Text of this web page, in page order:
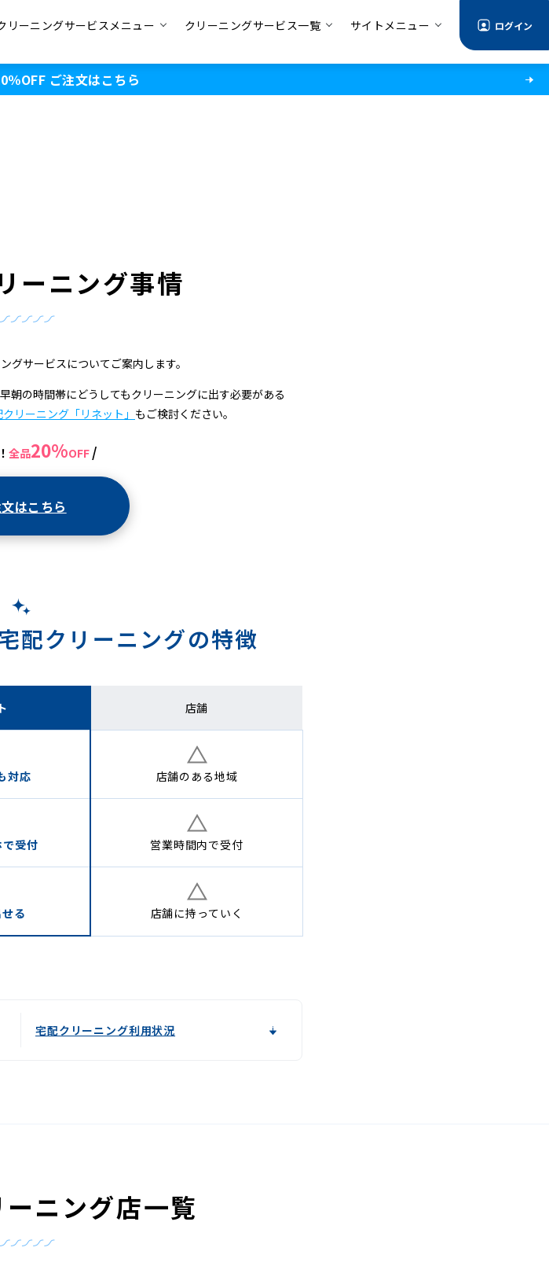
リーニングサービスメニュー クリーニングサービス一覧 サイトメニュー ログイン
％OFF ご注文はこちら
ーニング事情
グサービスについてご案内します。
朝の時間帯にどうしてもクリーニングに出す必要がある
リーニング「リネット」 もご検討ください。
全品20%OFF /
はこちら
配クリーニングの特徴
店舗
対応 店舗の ある地域
で受付 営業時間内で受付
る 店舗に持っていく
宅配クリーニング利用状況
ニング店一覧